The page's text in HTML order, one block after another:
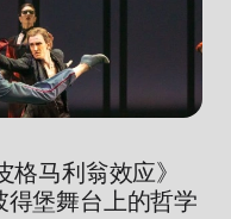
马利翁效应》
堡舞台上的哲学